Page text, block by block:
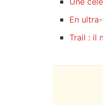
En
Trail : il